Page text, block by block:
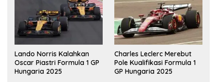
Lando Norris Kalahkan
Oscar Piastri Formula 1 GP
Hungaria 2025
Charles Leclerc Merebut
Pole Kualifikasi Formula 1
GP Hungaria 2025